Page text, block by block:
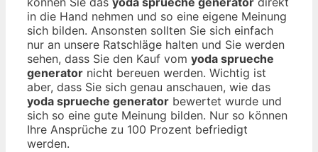
in die Hand nehmen und so eine eigene Meinung
sich bilden. Ansonsten sollten Sie sich einfach
nur an unsere Ratschläge halten und Sie werden
sehen, dass Sie den Kauf vom yoda sprueche
generator nicht bereuen werden. Wichtig ist
aber, dass Sie sich genau anschauen, wie das
yoda sprueche generator bewertet wurde und
sich so eine gute Meinung bilden. Nur so können
Ihre Ansprüche zu 100 Prozent befriedigt
werden.